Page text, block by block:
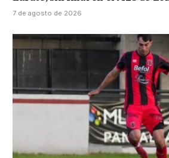
7 de agosto de 2026